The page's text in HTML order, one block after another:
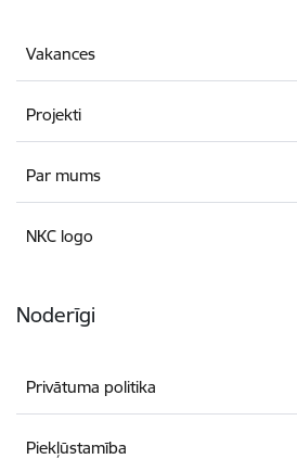
Vakances
Projekti
Par mums
NKC logo
Noderīgi
Privātuma politika
Piekļūstamība